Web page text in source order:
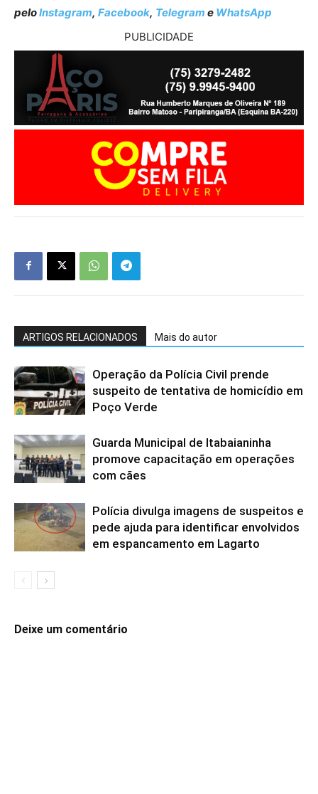
peloInstagram, Facebook, Telegram e WhatsApp
PUBLICIDADE
ARTIGOS RELACIONADOS Mais do autor
Operação da Polícia Civil prende
suspeito de tentativa de homicídio em
Poço Verde
Guarda Municipal de Itabaianinha
promove capacitação em operações
com cães
Polícia divulga imagens de suspeitos e
pede ajuda para identificar envolvidos
em espancamento em Lagarto
Deixe um comentário